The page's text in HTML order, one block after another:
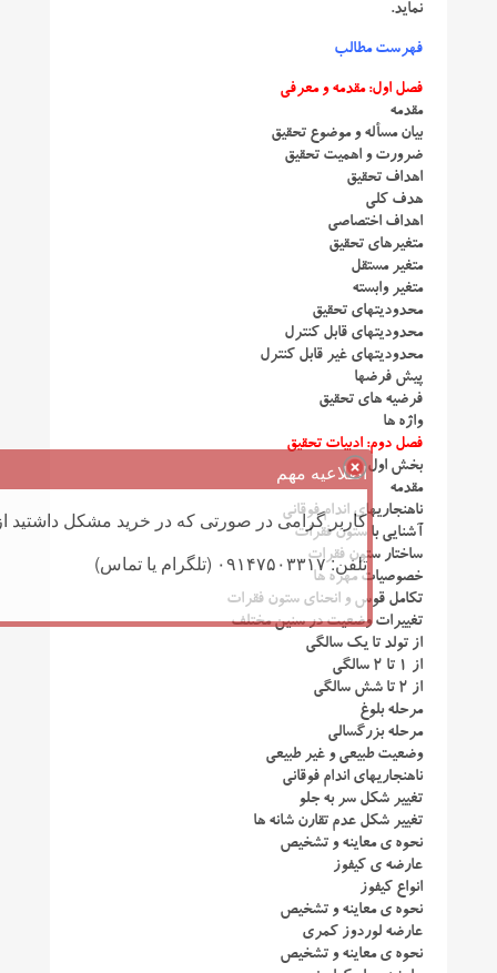
نماید.
فهرست مطالب
فصل اول: مقدمه و معرفی
مقدمه
بیان مسأله و موضوع تحقیق
ضرورت و اهمیت تحقیق
اهداف تحقیق
هدف کلی
اهداف اختصاصی
متغیرهای تحقیق
متغیر مستقل
متغیر وابسته
محدودیتهای تحقیق
محدودیتهای قابل کنترل
محدودیتهای غیر قابل کنترل
پیش فرضها
فرضیه های تحقیق
واژه ها
فصل دوم: ادبیات تحقیق
بخش اول
مقدمه
ناهنجاریهای اندام فوقانی
آشنایی با ستون فقرات
ساختار ستون فقرات
خصوصیات مهره ها
تکامل قوس و انحنای ستون فقرات
تغییرات وضعیت در سنین مختلف
از تولد تا یک سالگی
از ۱ تا ۲ سالگی
از ۲ تا شش سالگی
مرحله بلوغ
مرحله بزرگسالی
وضعیت طبیعی و غیر طبیعی
ناهنجاریهای اندام فوقانی
تغییر شکل سر به جلو
تغییر شکل عدم تقارن شانه ها
نحوه ی معاینه و تشخیص
عارضه ی کیفوز
انواع کیفوز
نحوه ی معاینه و تشخیص
عارضه لوردوز کمری
نحوه ی معاینه و تشخیص
اطلاعیه مهم
کاربر گرامی در صورتی که در خرید مشکل داشتید
تلفن: ۰۹۱۴۷۵۰۳۳۱۷ (تلگرام یا تماس)